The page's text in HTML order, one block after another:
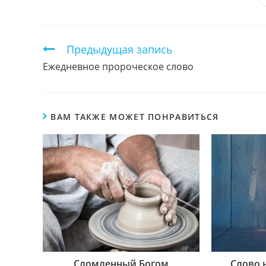
Продолжить
чтение
Предыдущая запись
Ежедневное пророческое слово
ВАМ ТАКЖЕ МОЖЕТ ПОНРАВИТЬСЯ